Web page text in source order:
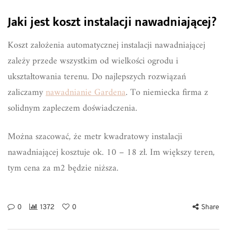
Jaki jest koszt instalacji nawadniającej?
Koszt założenia automatycznej instalacji nawadniającej
zależy przede wszystkim od wielkości ogrodu i
ukształtowania terenu. Do najlepszych rozwiązań
zaliczamynawadnianie Gardena. To niemiecka firma z
solidnym zapleczem doświadczenia.
Można szacować, że metr kwadratowy instalacji
nawadniającej kosztuje ok. 10 – 18 zł. Im większy teren,
tym cena za m2 będzie niższa.
0 1372 0 Share